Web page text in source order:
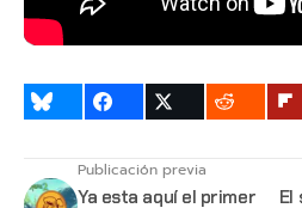
Publicación previa
Ya esta aquí el primer
El